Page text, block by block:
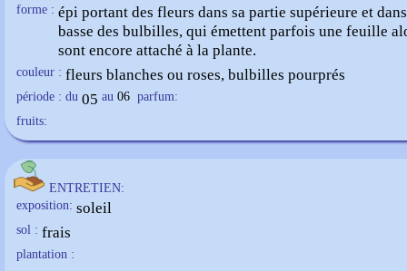
forme : épi portant des fleurs dans sa partie supérieure et
basse des bulbilles, qui émettent parfois une feuille
sont encore attaché à la plante.
couleur : fleurs blanches ou roses, bulbilles pourprés
période : du 05 au 06 parfum:
fruits:
ENTRETIEN:
exposition: soleil
sol : frais
plantation :